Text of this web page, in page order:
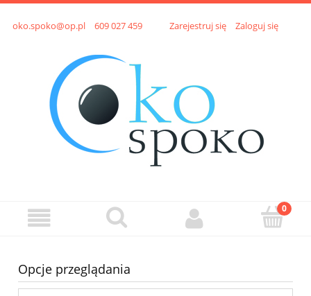
oko.spoko@op.pl 609 027 459 Zarejestruj się Zaloguj się
Opcje przeglądania